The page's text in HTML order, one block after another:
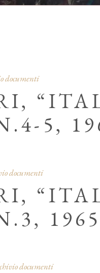
documenti
5,
documenti
1965
documenti